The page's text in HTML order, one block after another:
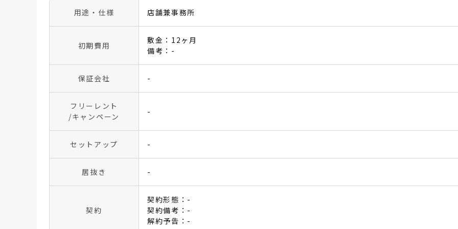
用途・仕様 店舗兼事務所
初期費用
敷金：12ヶ月
備考：-
保証会社 -
フリーレント
/キャンペーン
-
セットアップ -
居抜き -
契約
契約形態：-
契約備考：-
解約予告：-